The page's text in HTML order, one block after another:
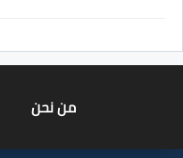
من نحن